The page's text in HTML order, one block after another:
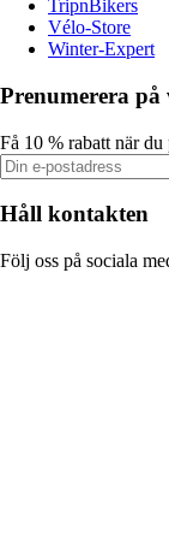
TripnBikers
Vélo-Store
Winter-Expert
Prenumerera
Få 10 % rabatt när
Håll kontakten
Följ oss på sociala